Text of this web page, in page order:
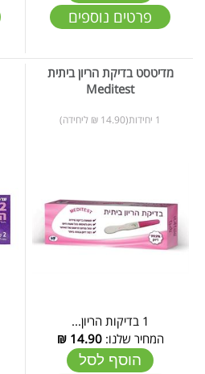
פרטים נוספים
מדיטסט בדיקת הריון ביתית
Meditest
1 יחידות(14.90 ₪ ליחידה)
1 בדיקות הריון...
המחיר שלנו:14.90
₪
הוסף לסל